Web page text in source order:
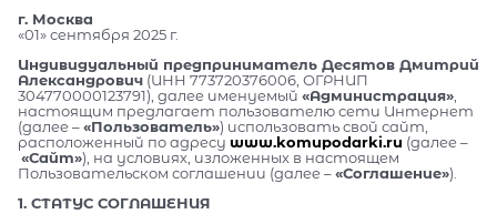
г. Москва
«01» сентября 2025 г.
Индивидуальный предприниматель Десятов Дмитрий
Александрович (ИНН 773720376006, ОГРНИП
304770000123791), далее именуемый «Администрация»
настоящим предлагает пользователю сети Интернет
(далее –«Пользователь») использовать свой сайт,
расположенный по адресу www.komupodarki.ru (далее –
«Сайт»), на условиях, изложенных в настоящем
Пользовательском соглашении (далее –«Соглашение»).
1. СТАТУС СОГЛАШЕНИЯ